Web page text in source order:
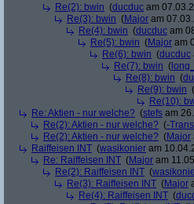
Re(2): bwin (ducduc am
Re(3): bwin (Major am
Re(4): bwin (ducduc am
Re(5): bwin (Major am
Re(6): bwin (ducduc
Re(7): bwin (
Re(8): bwin (
Re(9): bwin (
Re(10):
Re: Aktien - nur welche? (stefs am
Re(2): Aktien - nur welche? (-
Re(2): Aktien - nur welche? (Major
Raiffeisen INT (wasikonier am
Re: Raiffeisen INT (Major am
Re(2): Raiffeisen INT (
Re(3): Raiffeisen INT (Major
Re(4): Raiffeisen INT (